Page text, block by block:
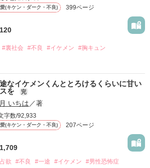
思っていたのに、
た彼は、隣の学校で”王子様”と呼ばれる
のに
ない笑顔を向けてくる。
恋が再び動き始める合図──。
*:ﾟ✨.ﾟ･*..☆.｡.:*✨
無自覚だけどモテる
(キケン・ダーク・不良) 399ページ
120
#裏社会 #不良 #イケメン #胸キュン
なイケメンくんととろけるくらいに甘い
を
完
いちは／著
字数/92,933
(キケン・ダーク・不良) 207ページ
1,709
欲 #不良 #一途 #イケメン
#男性恐怖症